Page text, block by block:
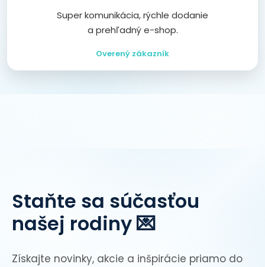
Super komunikácia, rýchle dodanie
a prehľadný e-shop.
Overený zákazník
Staňte sa súčasťou
našej rodiny 💌
Získajte novinky, akcie a inšpirácie priamo do